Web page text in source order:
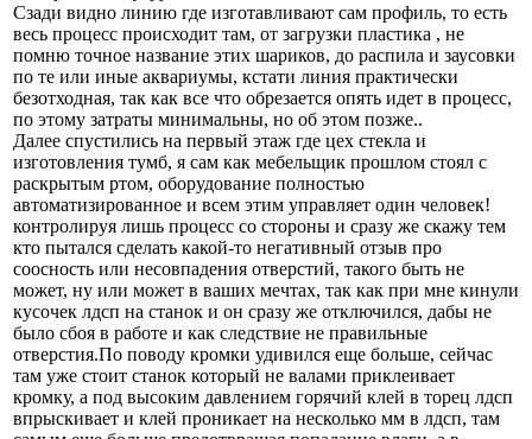
Сзади видно линию где изготавливают сам профиль, то есть
весь процесс происходит там, от загрузки пластика , не
помню точное название этих шариков, до распила и заусовки
по те или иные аквариумы, кстати линия практически
безотходная, так как все что обрезается опять идет в процесс,
по этому затраты минимальны, но об этом позже..
Далее спустились на первый этаж где цех стекла и
изготовления тумб, я сам как мебельщик прошлом стоял с
раскрытым ртом, оборудование полностью
автоматизированное и всем этим управляет один человек!
контролируя лишь процесс со стороны и сразу же скажу тем
кто пытался сделать какой-то негативный отзыв про
соосность или несовпадения отверстий, такого быть не
может, ну или может в ваших мечтах, так как при мне кинули
кусочек лдсп на станок и он сразу же отключился, дабы не
было сбоя в работе и как следствие не правильные
отверстия.По поводу кромки удивился еще больше, сейчас
там уже стоит станок который не валами приклеивает
кромку, а под высоким давлением горячий клей в торец лдсп
впрыскивает и клей проникает на несколько мм в лдсп, там